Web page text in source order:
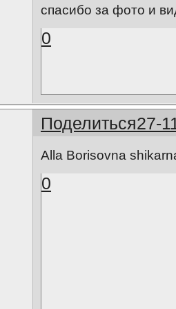
спасибо за фото и
0
Поделиться27-
Alla Borisovna
0